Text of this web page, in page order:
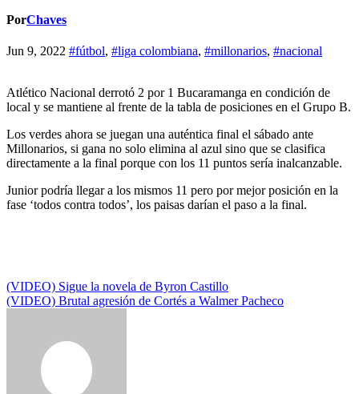
PorChaves
Jun 9, 2022 #fútbol, #liga colombiana, #millonarios, #nacional
Atlético Nacional derrotó 2 por 1 Bucaramanga en condición de
local y se mantiene al frente de la tabla de posiciones en el Grupo B.
Los verdes ahora se juegan una auténtica final el sábado ante
Millonarios, si gana no solo elimina al azul sino que se clasifica
directamente a la final porque con los 11 puntos sería inalcanzable.
Junior podría llegar a los mismos 11 pero por mejor posición en la
fase ‘todos contra todos’, los paisas darían el paso a la final.
Navegación
de
(VIDEO) Sigue la novela de Byron Castillo
(VIDEO) Brutal agresión de Cortés a Walmer Pacheco